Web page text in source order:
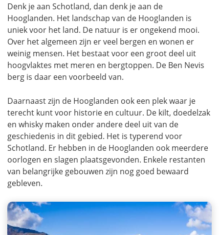
Denk je aan Schotland, dan denk je aan de
Hooglanden. Het landschap van de Hooglanden is
uniek voor het land. De natuur is er ongekend mooi.
Over het algemeen zijn er veel bergen en wonen er
weinig mensen. Het bestaat voor een groot deel uit
hoogvlaktes met meren en bergtoppen. De Ben Nevis
berg is daar een voorbeeld van.
Daarnaast zijn de Hooglanden ook een plek waar je
terecht kunt voor historie en cultuur. De kilt, doedelzak
en whisky maken onder andere deel uit van de
geschiedenis in dit gebied. Het is typerend voor
Schotland. Er hebben in de Hooglanden ook meerdere
oorlogen en slagen plaatsgevonden. Enkele restanten
van belangrijke gebouwen zijn nog goed bewaard
gebleven.